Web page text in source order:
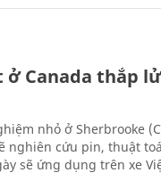
Canada thắp
nhỏ ở Sherbrooke
nghiên cứu pin, thuật
sẽ ứng dụng trên xe